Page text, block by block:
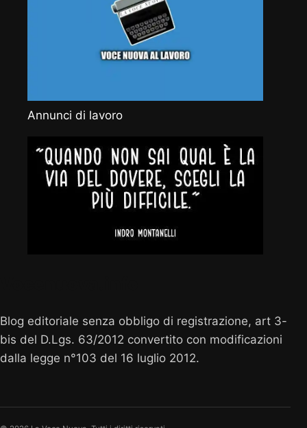
Annunci di lavoro
Blog editoriale senza obbligo di registrazione, art 3-
bis del D.Lgs. 63/2012 convertito con modificazioni
dalla legge n°103 del 16 luglio 2012.